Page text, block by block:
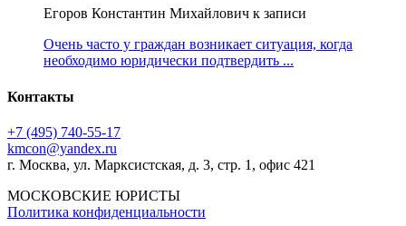
Егоров Константин Михайлович к записи
Очень часто у граждан возникает ситуация, когда
необходимо юридически подтвердить ...
Контакты
+7 (495) 740‑55‑17
kmcon@yandex.ru
г. Москва, ул. Марксистская, д. 3, стр. 1, офис 421
МОСКОВСКИЕ ЮРИСТЫ
Политика конфиденциальности